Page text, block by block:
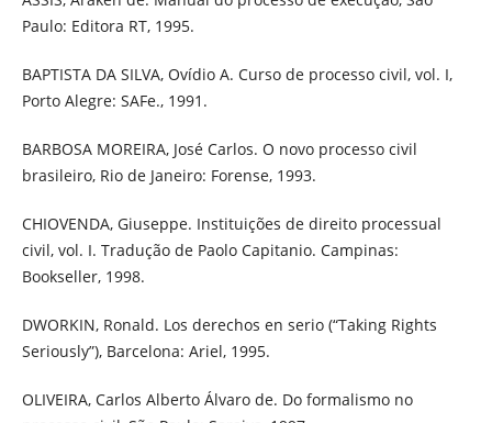
Paulo: Editora RT, 1995.
BAPTISTA DA SILVA, Ovídio A. Curso de processo civil, vol. I,
Porto Alegre: SAFe., 1991.
BARBOSA MOREIRA, José Carlos. O novo processo civil
brasileiro, Rio de Janeiro: Forense, 1993.
CHIOVENDA, Giuseppe. Instituições de direito processual
civil, vol. I. Tradução de Paolo Capitanio. Campinas:
Bookseller, 1998.
DWORKIN, Ronald. Los derechos en serio (“Taking Rights
Seriously”), Barcelona: Ariel, 1995.
OLIVEIRA, Carlos Alberto Álvaro de. Do formalismo no